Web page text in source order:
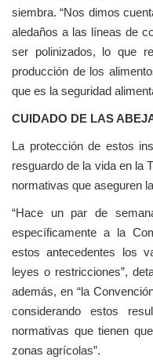
siembra. “Nos dimos
aledaños a las líneas de
ser polinizados, lo que
producción de los
que es la seguridad
CUIDADO DE LAS
La protección de estos
resguardo de la vida en la
normativas que aseguren
“Hace un par de
específicamente a la
estos antecedentes los
leyes o restricciones”,
además, en “la
considerando estos
normativas que tienen
zonas agrícolas”.